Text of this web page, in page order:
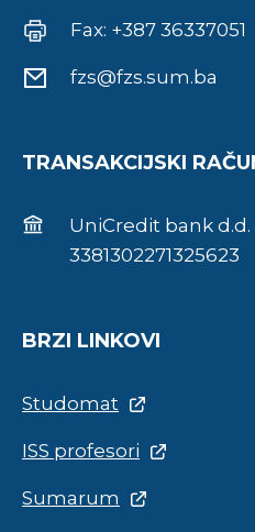
Fax: +387 36337051
fzs@fzs.sum.ba
TRANSAKCIJSKI
UniCredit bank
3381302271325623
BRZI LINKOVI
Studomat
ISS profesori
Sumarum